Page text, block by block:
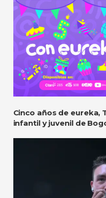
Cinco años de eureka,
infantil y juvenil de